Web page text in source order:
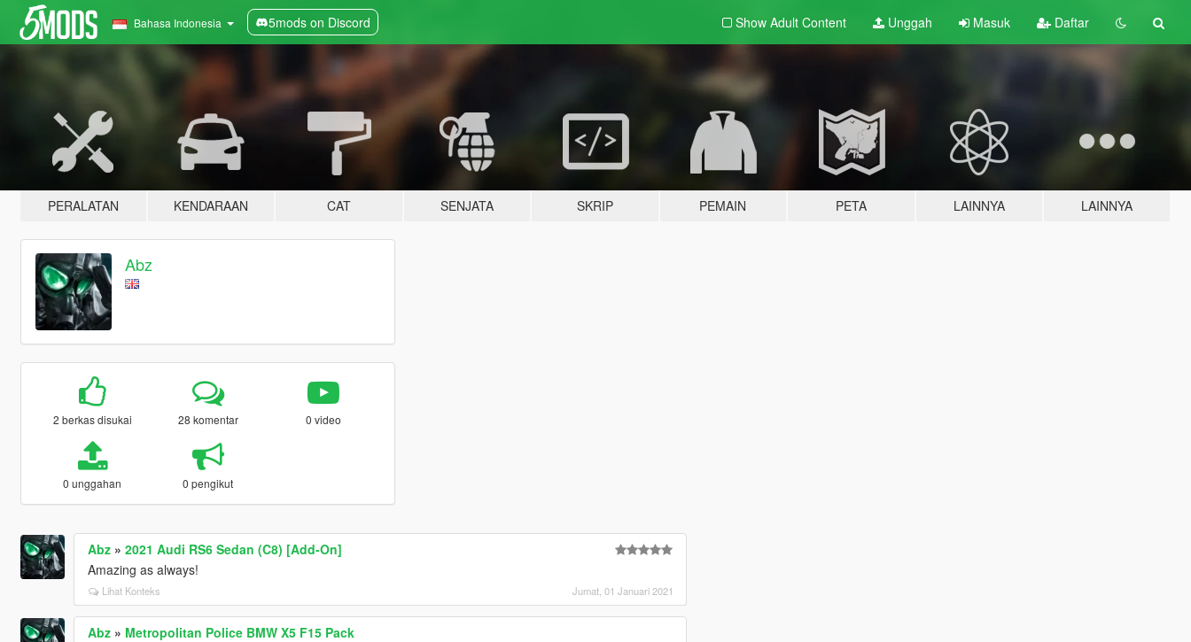
Bahasa Indonesia 5mods on Discord Show Adult Content Unggah Masuk Daftar
PERALATAN KENDARAAN CAT SENJATA SKRIP PEMAIN PETA LAINNYA LAINNYA
Abz
2 berkas disukai 28 komentar 0 video
0 unggahan 0 pengikut
Abz» 2021 Audi RS6 Sedan (C8) [Add-On]
Amazing as always!
Lihat Konteks Jumat, 01 Januari 2021
Abz» Metropolitan Police BMW X5 F15 Pack